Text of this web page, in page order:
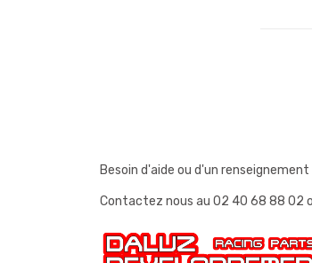
Besoin d'aide ou d'un renseignement
Contactez nous au 02 40 68 88 02